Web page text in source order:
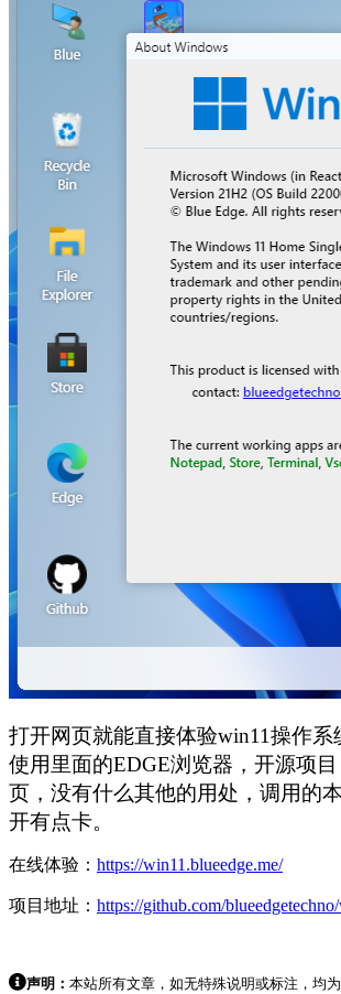
打开网页就能直接体验win11操作系
使用里面的EDGE浏览器，开源项
页，没有什么其他的用处，调用的
开有点卡。
在线体验： https://win11.blueedge.me/
项目地址： https://github.com/
声明： 本站所有文章，如无特殊说明或标注，均